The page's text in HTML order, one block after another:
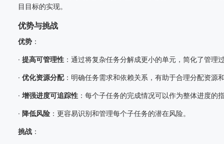
目目标的实现。
优势与挑战
优势 ：
· 提高可管理性 ：通过将复杂任务分解成更小的单元，简化了管理
· 优化资源分配：明确任务需求和依赖关系，有助于合理分配资源
· 增强进度可追踪性 ：每个子任务的完成情况可以作为整体进度的
· 降低风险 ：更容易识别和管理每个子任务的潜在风险。
挑战 ：